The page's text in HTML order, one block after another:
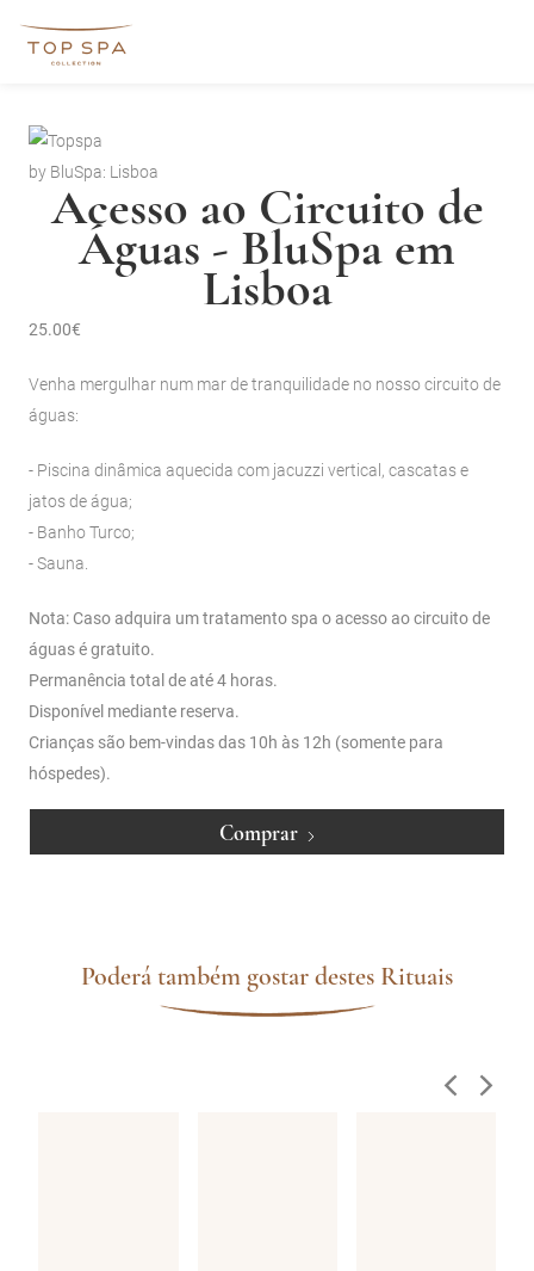
by BluSpa: Lisboa
Acesso ao Circuito de
Águas - BluSpa em
Lisboa
25.00€
Venha mergulhar num mar de tranquilidade no nosso circuito de
águas:
- Piscina dinâmica aquecida com jacuzzi vertical, cascatas e
jatos de água;
- Banho Turco;
- Sauna.
Nota: Caso adquira um tratamento spa o acesso ao circuito de
águas é gratuito.
Permanência total de até 4 horas.
Disponível mediante reserva.
Crianças são bem-vindas das 10h às 12h (somente para
hóspedes).
Comprar
Poderá também gostar destes Rituais